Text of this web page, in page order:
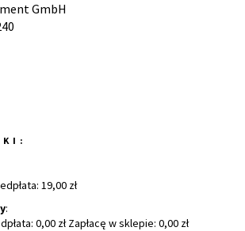
GmbH
19,00 zł
:
0,00 zł Zapłacę w sklepie: 0,00 zł